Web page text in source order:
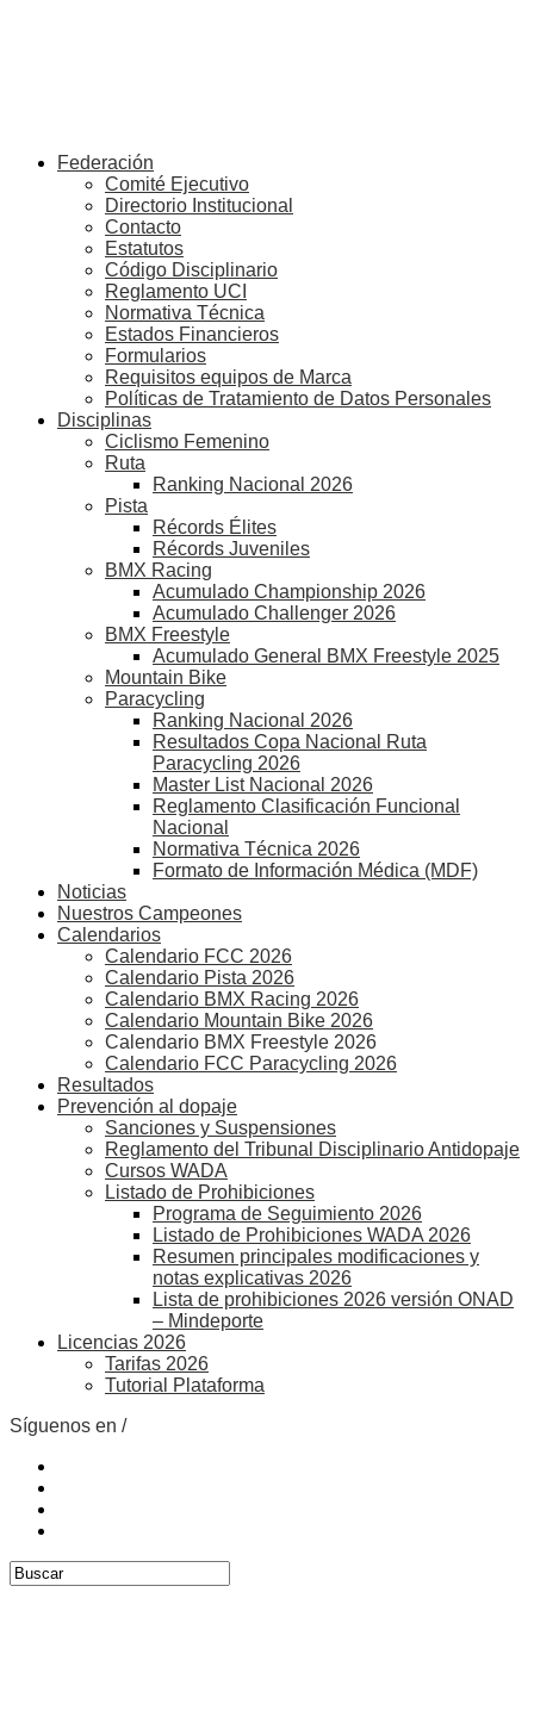
Federación
Comité Ejecutivo
Directorio Institucional
Contacto
Estatutos
Código Disciplinario
Reglamento UCI
Normativa Técnica
Estados Financieros
Formularios
Requisitos equipos de Marca
Políticas de Tratamiento de Datos Personales
Disciplinas
Ciclismo Femenino
Ruta
Ranking Nacional 2026
Pista
Récords Élites
Récords Juveniles
BMX Racing
Acumulado Championship 2026
Acumulado Challenger 2026
BMX Freestyle
Acumulado General BMX Freestyle 2025
Mountain Bike
Paracycling
Ranking Nacional 2026
Resultados Copa Nacional Ruta
Paracycling 2026
Master List Nacional 2026
Reglamento Clasificación Funcional
Nacional
Normativa Técnica 2026
Formato de Información Médica (MDF)
Noticias
Nuestros Campeones
Calendarios
Calendario FCC 2026
Calendario Pista 2026
Calendario BMX Racing 2026
Calendario Mountain Bike 2026
Calendario BMX Freestyle 2026
Calendario FCC Paracycling 2026
Resultados
Prevención al dopaje
Sanciones y Suspensiones
Reglamento del Tribunal Disciplinario Antidopaje
Cursos WADA
Listado de Prohibiciones
Programa de Seguimiento 2026
Listado de Prohibiciones WADA 2026
Resumen principales modificaciones y
notas explicativas 2026
Lista de prohibiciones 2026 versión ONAD
– Mindeporte
Licencias 2026
Tarifas 2026
Tutorial Plataforma
Síguenos en /